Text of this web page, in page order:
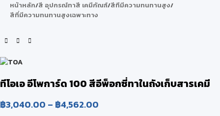
หน้าหลัก/สี อุปกรณ์ทาสี เคมีภัณฑ์/สีทีมีความทนทานสูง/
สีที่มีความทนทานสูงเฉพาะทาง
ทีโอเอ อีโพการ์ด 100 สีอีพ็อกซี่ทาในถังเก็บสารเคมี
฿3,040.00 – ฿4,562.00